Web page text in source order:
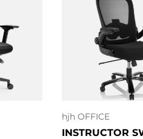
hjh OFFICE
INSTRUCTOR
Lägg